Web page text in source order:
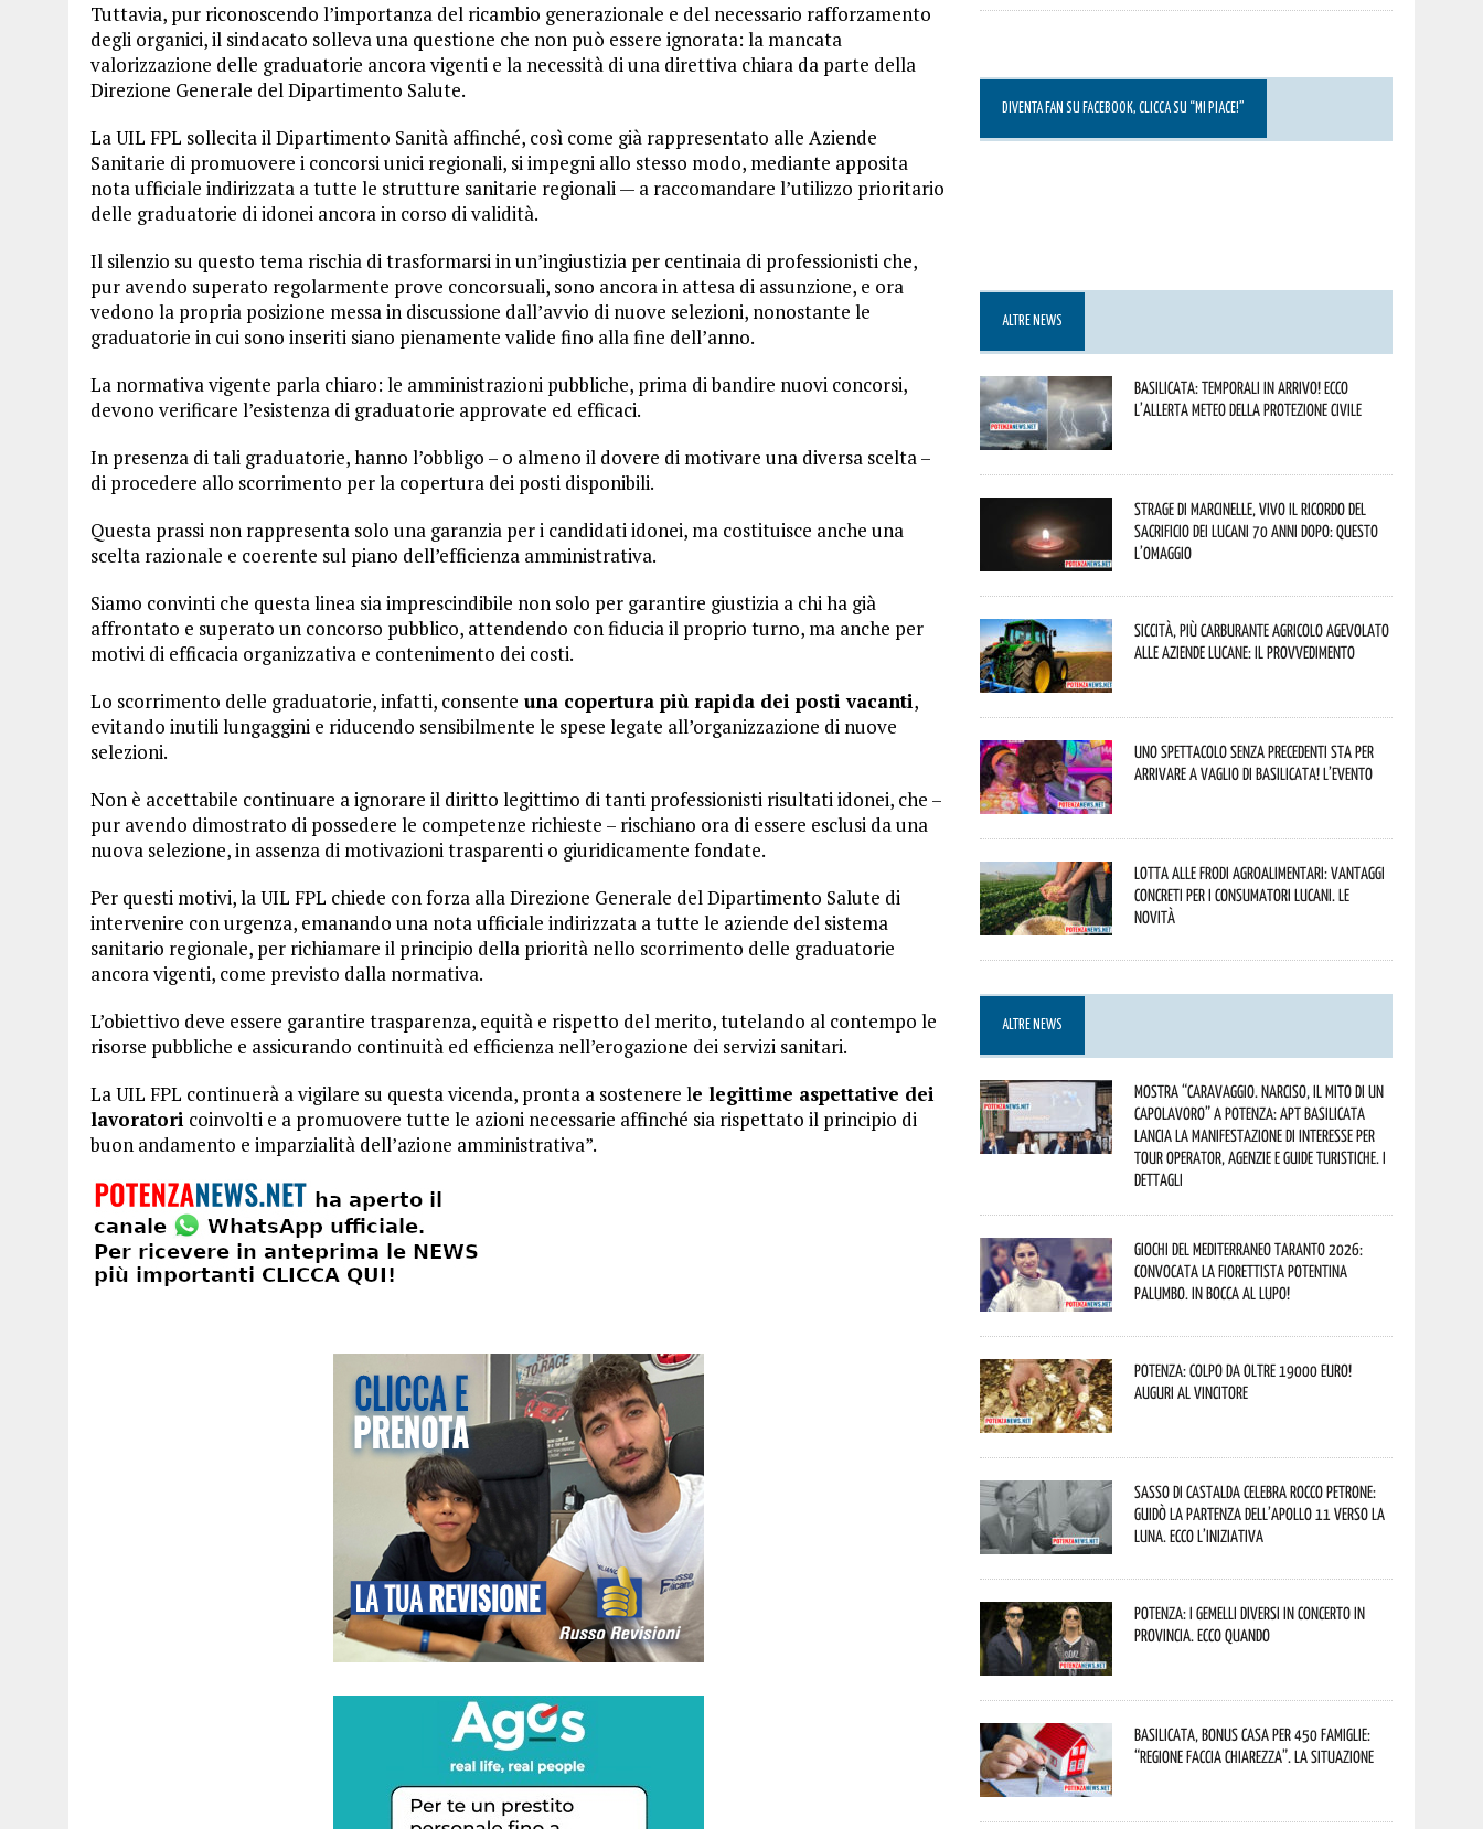
Tuttavia, pur riconoscendo l’importanza del ricambio generazionale e del necessario rafforzamento
degli organici, il sindacato solleva una questione che non può essere ignorata: la mancata
valorizzazione delle graduatorie ancora vigenti e la necessità di una direttiva chiara da parte della
Direzione Generale del Dipartimento Salute.
La UIL FPL sollecita il Dipartimento Sanità affinché, così come già rappresentato alle Aziende
Sanitarie di promuovere i concorsi unici regionali, si impegni allo stesso modo, mediante apposita
nota ufficiale indirizzata a tutte le strutture sanitarie regionali — a raccomandare l’utilizzo prioritario
delle graduatorie di idonei ancora in corso di validità.
Il silenzio su questo tema rischia di trasformarsi in un’ingiustizia per centinaia di professionisti che,
pur avendo superato regolarmente prove concorsuali, sono ancora in attesa di assunzione, e ora
vedono la propria posizione messa in discussione dall’avvio di nuove selezioni, nonostante le
graduatorie in cui sono inseriti siano pienamente valide fino alla fine dell’anno.
La normativa vigente parla chiaro: le amministrazioni pubbliche, prima di bandire nuovi concorsi,
devono verificare l’esistenza di graduatorie approvate ed efficaci.
In presenza di tali graduatorie, hanno l’obbligo – o almeno il dovere di motivare una diversa scelta –
di procedere allo scorrimento per la copertura dei posti disponibili.
Questa prassi non rappresenta solo una garanzia per i candidati idonei, ma costituisce anche una
scelta razionale e coerente sul piano dell’efficienza amministrativa.
Siamo convinti che questa linea sia imprescindibile non solo per garantire giustizia a chi ha già
affrontato e superato un concorso pubblico, attendendo con fiducia il proprio turno, ma anche per
motivi di efficacia organizzativa e contenimento dei costi.
Lo scorrimento delle graduatorie, infatti, consente una copertura più rapida dei posti vacanti,
evitando inutili lungaggini e riducendo sensibilmente le spese legate all’organizzazione di nuove
selezioni.
Non è accettabile continuare a ignorare il diritto legittimo di tanti professionisti risultati idonei, che –
pur avendo dimostrato di possedere le competenze richieste – rischiano ora di essere esclusi da una
nuova selezione, in assenza di motivazioni trasparenti o giuridicamente fondate.
Per questi motivi, la UIL FPL chiede con forza alla Direzione Generale del Dipartimento Salute di
intervenire con urgenza, emanando una nota ufficiale indirizzata a tutte le aziende del sistema
sanitario regionale, per richiamare il principio della priorità nello scorrimento delle graduatorie
ancora vigenti, come previsto dalla normativa.
L’obiettivo deve essere garantire trasparenza, equità e rispetto del merito, tutelando al contempo le
risorse pubbliche e assicurando continuità ed efficienza nell’erogazione dei servizi sanitari.
La UIL FPL continuerà a vigilare su questa vicenda, pronta a sostenere le legittime aspettative dei
lavoratori coinvolti e a promuovere tutte le azioni necessarie affinché sia rispettato il principio di
buon andamento e imparzialità dell’azione amministrativa”.
DIVENTA FAN SU FACEBOOK, CLICCA SU “MI PIACE!”
ALTRE NEWS
Basilicata: temporali in arrivo! Ecco
l’allerta meteo della Protezione civile
Strage di Marcinelle, vivo il ricordo del
sacrificio dei lucani 70 anni dopo: questo
l’omaggio
Siccità, più carburante agricolo agevolato
alle aziende lucane: il provvedimento
Uno spettacolo senza precedenti sta per
arrivare a Vaglio di Basilicata! L’evento
Lotta alle frodi agroalimentari: vantaggi
concreti per i consumatori lucani. Le
novità
ALTRE NEWS
Mostra “Caravaggio. Narciso, il mito di un
capolavoro” a Potenza: APT Basilicata
lancia la manifestazione di interesse per
Tour Operator, Agenzie e Guide Turistiche. I
dettagli
Giochi del Mediterraneo Taranto 2026:
convocata la fiorettista potentina
Palumbo. In bocca al lupo!
Potenza: colpo da oltre 19000 Euro!
Auguri al vincitore
Sasso di Castalda celebra Rocco Petrone:
guidò la partenza dell’Apollo 11 verso la
Luna. Ecco l’iniziativa
Potenza: i Gemelli DiVersi in concerto in
provincia. Ecco quando
Basilicata, Bonus casa per 450 famiglie:
“Regione faccia chiarezza”. La situazione